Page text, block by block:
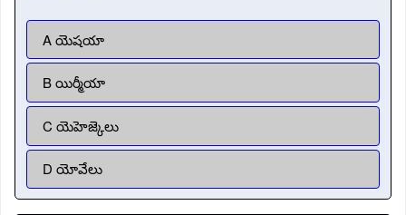
A యెషయా
B యిర్మీయా
C యెహెజ్కెలు
D యోవేలు